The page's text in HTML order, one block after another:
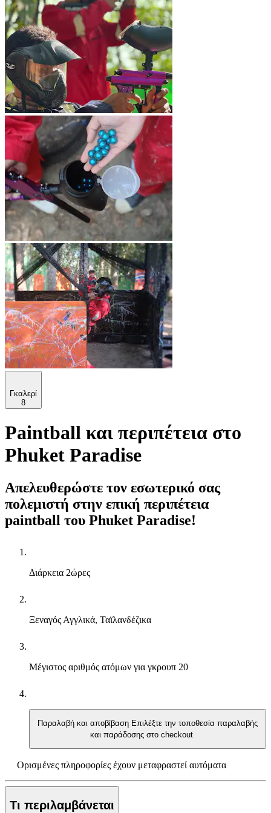
Γκαλερί
8
Paintball και περιπέτεια στο
Phuket Paradise
Απελευθερώστε τον εσωτερικό σας
πολεμιστή στην επική περιπέτεια
paintball του Phuket Paradise!
Διάρκεια 2ώρες
Ξεναγός Αγγλικά, Ταϊλανδέζικα
Μέγιστος αριθμός ατόμων για γκρουπ 20
Παραλαβή και αποβίβαση Επιλέξτε την τοποθεσία παραλαβής
και παράδοσης στο checkout
Ορισμένες πληροφορίες έχουν μεταφραστεί αυτόματα
Τι περιλαμβάνεται